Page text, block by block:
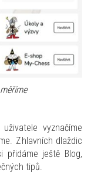
vyznačíme
Z hlavních dlaždic
přidáme ještě Blog,
tipů.